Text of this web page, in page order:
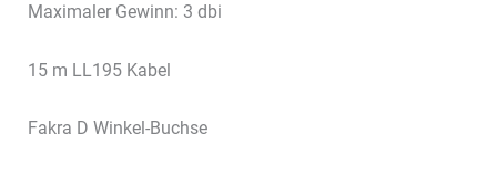
Maximaler Gewinn: 3 dbi
15 m LL195 Kabel
Fakra D Winkel-Buchse